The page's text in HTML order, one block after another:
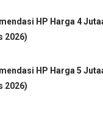
HP Harga 4
2026)
HP Harga 5
2026)